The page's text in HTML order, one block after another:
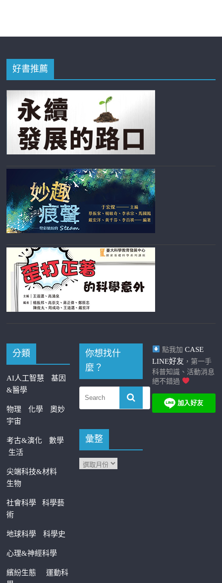
好書推薦
分類
AI人工智慧
基因
&醫學
物理 化學
奧妙
宇宙
考古&演化
數學
生活
尖端科技&材料
生物
社會科學科學藝
術
地球科學 科學史
心理&神經科學
繽紛生態運動科
你想找什
麼？
彙整
點我加 CASE
LINE好友 ，第一手
科普知識、活動消息
絕不錯過